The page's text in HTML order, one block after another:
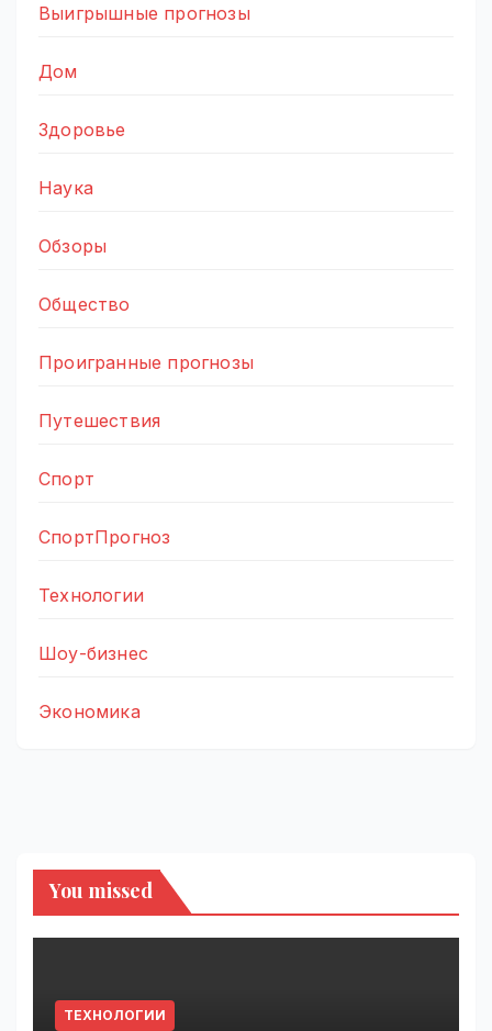
Выигрышные прогнозы
Дом
Здоровье
Наука
Обзоры
Общество
Проигранные прогнозы
Путешествия
Спорт
СпортПрогноз
Технологии
Шоу-бизнес
Экономика
You missed
ТЕХНОЛОГИИ